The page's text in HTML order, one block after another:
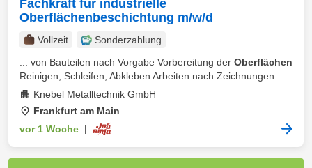
Fachkraft für industrielle
Oberflächenbeschichtung m/w/d
Vollzeit
Sonderzahlung
... von Bauteilen nach Vorgabe Vorbereitung der Oberflächen
Reinigen, Schleifen, Abkleben Arbeiten nach Zeichnungen ...
Knebel Metalltechnik GmbH
Frankfurt am Main
vor 1 Woche